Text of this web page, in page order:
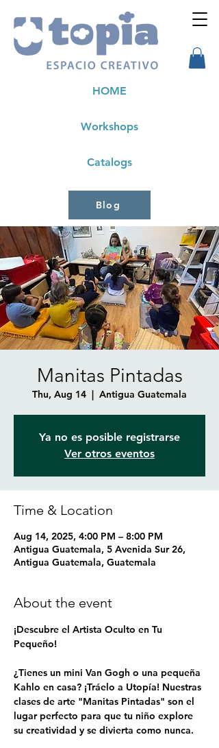
Workshops
HOME
Catalogs
Blog
Manitas Pintadas
Thu, Aug 14
  |
Antigua Guatemala
Ya no es posible registrarse
Ver otros eventos
Time & Location
Aug 14, 2025, 4:00 PM – 8:00 PM
Antigua Guatemala, 5 Avenida Sur 26,
Antigua Guatemala, Guatemala
About the event
¡Descubre el Artista Oculto en Tu
Pequeño!
¿Tienes un mini Van Gogh o una pequeña
Kahlo en casa? ¡Tráelo a Utopía! Nuestras
clases de arte "Manitas Pintadas" son el
lugar perfecto para que tu niño explore
su creatividad y se divierta como nunca.